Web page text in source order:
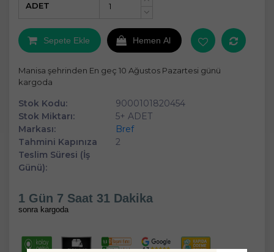
+
ADET
Sepete Ekle Hemen Al
Manisa şehrinden En geç 10 Ağustos Pazartesi günü
kargoda
Stok Kodu:
9000101820454
Stok Miktarı:
5+ ADET
Markası:
Bref
Tahmini Kapınıza
Teslim Süresi (İş
Günü):
2
1 Gün 7 Saat 31 Dakika
sonra kargoda